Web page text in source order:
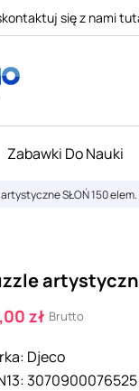
się z nami
Zabawki Do Nauki
SŁOŃ 150
zł Brutto
Djeco
3070900076525